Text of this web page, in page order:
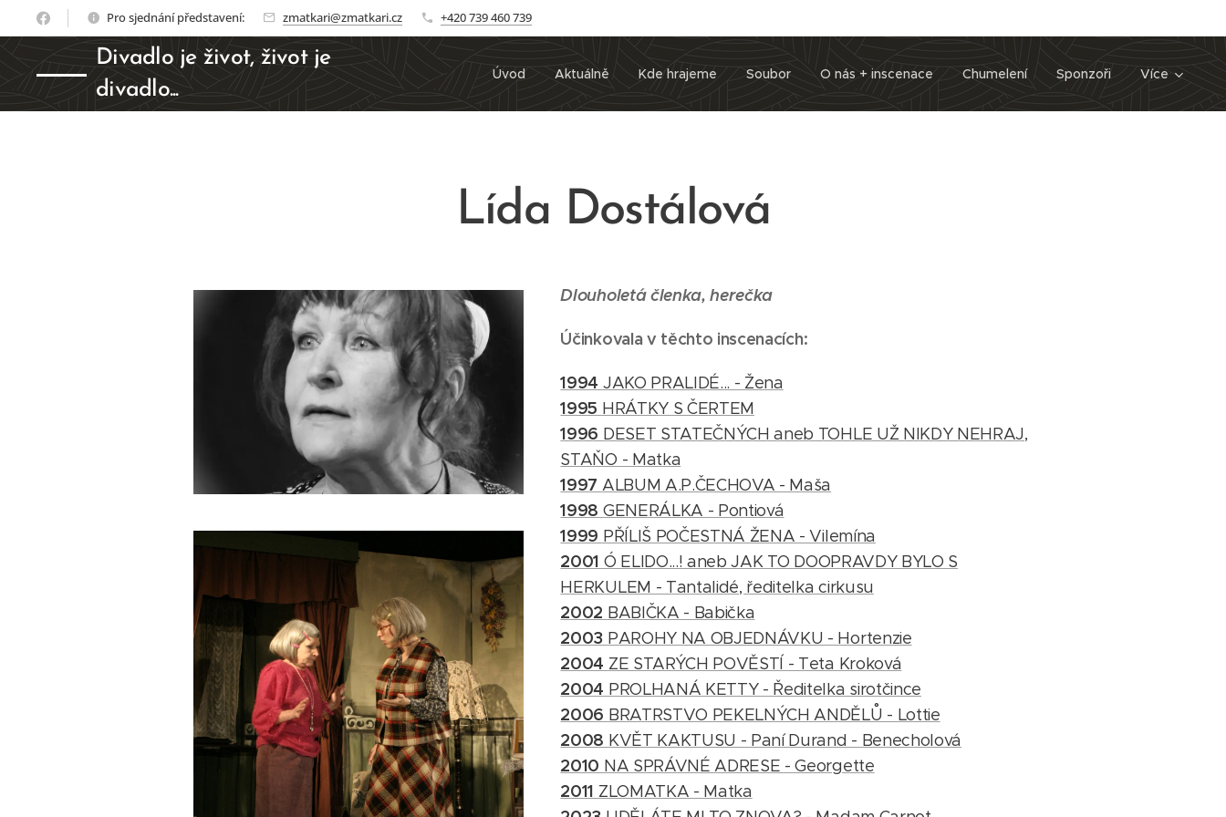
Pro sjednání představení: zmatkari@zmatkari.cz +420 739 460 739
Divadlo je život, život je
divadlo...
Úvod Aktuálně Kde hrajeme Soubor O nás + inscenace Chumelení Sponzoři Více
Lída Dostálová
Dlouholetá členka, herečka
Účinkovala v těchto inscenacích:
1994 JAKO PRALIDÉ... - Žena
1995 HRÁTKY S ČERTEM
1996 DESET STATEČNÝCH aneb TOHLE UŽ NIKDY NEHRAJ,
STAŇO - Matka
1997 ALBUM A.P.ČECHOVA - Maša
1998 GENERÁLKA - Pontiová
1999 PŘÍLIŠ POČESTNÁ ŽENA - Vilemína
2001 Ó ELIDO...! aneb JAK TO DOOPRAVDY BYLO S
HERKULEM - Tantalidé, ředitelka cirkusu
2002 BABIČKA - Babička
2003 PAROHY NA OBJEDNÁVKU - Hortenzie
2004 ZE STARÝCH POVĚSTÍ - Teta Kroková
2004 PROLHANÁ KETTY - Ředitelka sirotčince
2006 BRATRSTVO PEKELNÝCH ANDĚLŮ - Lottie
2008 KVĚT KAKTUSU - Paní Durand - Benecholová
2010 NA SPRÁVNÉ ADRESE - Georgette
2011 ZLOMATKA - Matka